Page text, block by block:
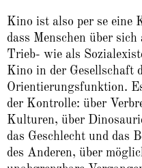
Kino ist also per se eine
dass Menschen über
Trieb- wie als
Kino in der Gesellschaft
Orientierungsfunktion.
der Kontrolle: über
Kulturen, über
das Geschlecht und das
des Anderen, über